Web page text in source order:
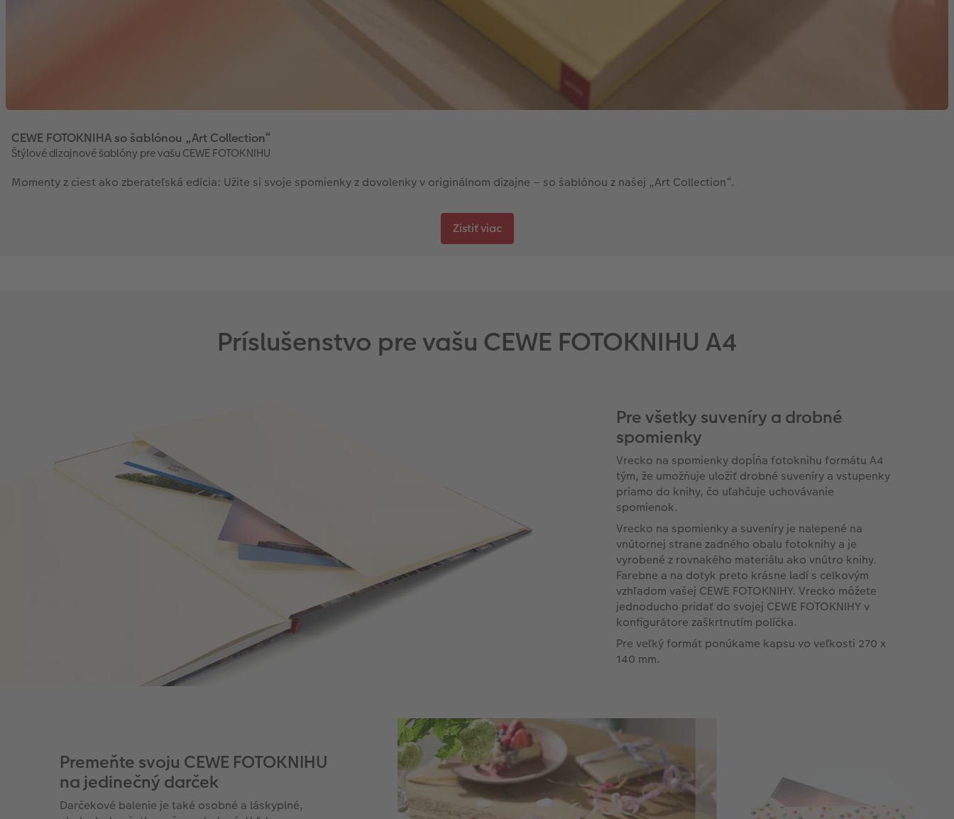
CEWE FOTOKNIHA so šablónou „Art Collection“
Štýlové dizajnové šablóny pre vašu CEWE FOTOKNIHU
Momenty z ciest ako zberateľská edícia: Užite si svoje spomienky z dovolenky v originálnom dizajne – so šablónou z našej „Art Collection“.
Zistiť viac
Príslušenstvo pre vašu CEWE FOTOKNIHU A4
Pre všetky suveníry a drobné
spomienky
Vrecko na spomienky dopĺňa fotoknihu formátu A4
tým, že umožňuje uložiť drobné suveníry a vstupenky
priamo do knihy, čo uľahčuje uchovávanie
spomienok.
Vrecko na spomienky a suveníry je nalepené na
vnútornej strane zadného obalu fotoknihy a je
vyrobené z rovnakého materiálu ako vnútro knihy.
Farebne a na dotyk preto krásne ladí s celkovým
vzhľadom vašej CEWE FOTOKNIHY. Vrecko môžete
jednoducho pridať do svojej CEWE FOTOKNIHY v
konfigurátore zaškrtnutím políčka.
Pre veľký formát ponúkame kapsu vo veľkosti 270 x
140 mm.
Premeňte svoju CEWE FOTOKNIHU
na jedinečný darček
Darčekové balenie je také osobné a láskyplné,